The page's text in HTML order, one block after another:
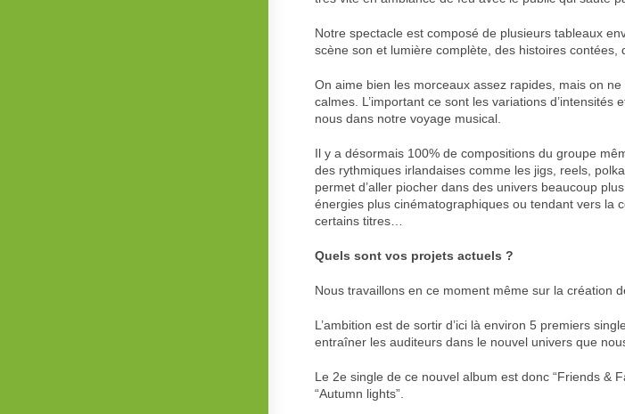
Notre spectacle est composé de plusieurs tableaux
scène son et lumière complète, des histoires
On aime bien les morceaux assez rapides, mais on
calmes. L’important ce sont les variations d’intensités
nous dans notre voyage musical.
Il y a désormais 100% de compositions du groupe
des rythmiques irlandaises comme les jigs, reels,
permet d’aller piocher dans des univers beaucoup
énergies plus cinématographiques ou tendant vers la
certains titres…
Quels sont vos projets actuels ?
Nous travaillons en ce moment même sur la création
L’ambition est de sortir d’ici là environ 5 premiers
entraîner les auditeurs dans le nouvel univers que
Le 2e single de ce nouvel album est donc “Friends &
“Autumn lights”.